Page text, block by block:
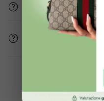
Gli articoli sono
Come mi assicurate
Oltre 2000+